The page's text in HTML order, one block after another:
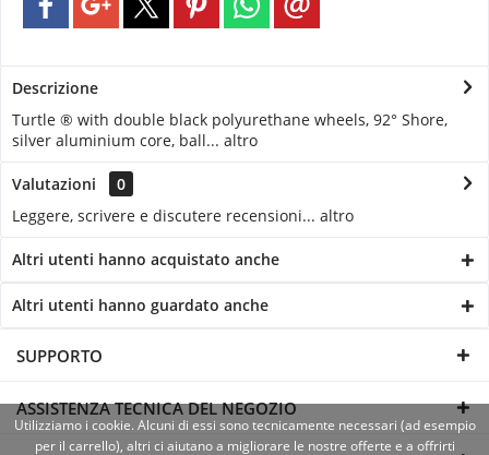
Descrizione
Turtle ® with double black polyurethane wheels, 92° Shore,
silver aluminium core, ball... altro
Valutazioni
0
Leggere, scrivere e discutere recensioni... altro
Altri utenti hanno acquistato anche
Altri utenti hanno guardato anche
SUPPORTO
ASSISTENZA TECNICA DEL NEGOZIO
Utilizziamo i cookie. Alcuni di essi sono tecnicamente necessari (ad esempio
per il carrello), altri ci aiutano a migliorare le nostre offerte e a offrirti